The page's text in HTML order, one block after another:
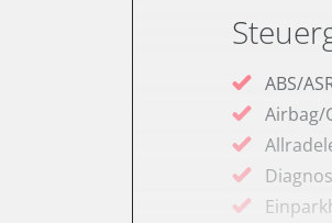
ABS/
Airbag/